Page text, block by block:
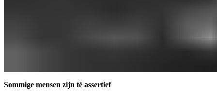
Sommige mensen zijn té assertief